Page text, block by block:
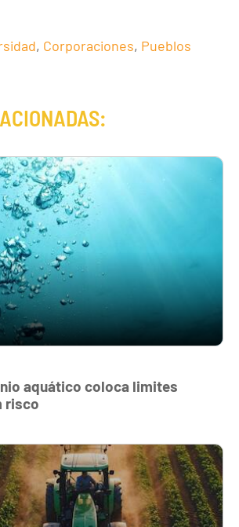
, Corporaciones, Pueblos
aquático coloca limites
risco